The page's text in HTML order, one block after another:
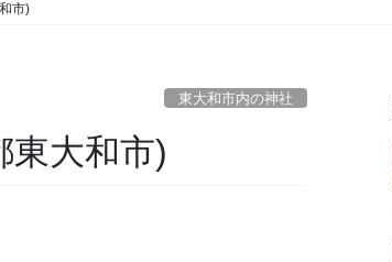
市)
東大和市内の神社
東大和市)